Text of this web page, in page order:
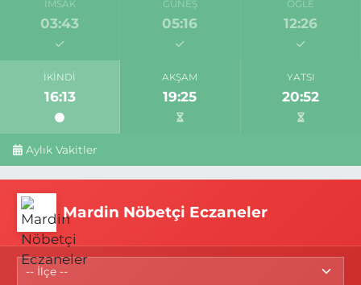
İMSAK
03:43
GÜNEŞ
05:16
ÖĞLE
12:26
İKINDI
16:13
AKŞAM
19:25
YATSI
20:52
Aylık Vakitler
Mardin Nöbetçi Eczaneler